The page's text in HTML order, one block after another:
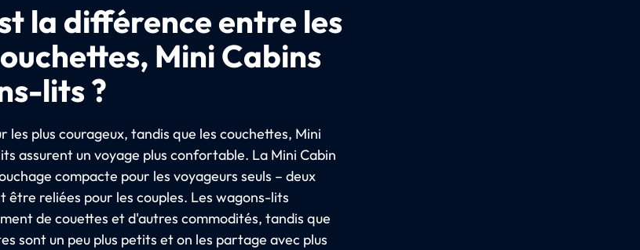
la différence entre les
Mini Cabins
lits ?
les plus courageux, tandis que les couchettes, Mini
assurent un voyage plus confortable. La Mini Cabin
compacte pour les voyageurs seuls – deux
être reliées pour les couples. Les wagons-lits
de couettes et d'autres commodités, tandis que
sont un peu plus petits et on les partage avec plus